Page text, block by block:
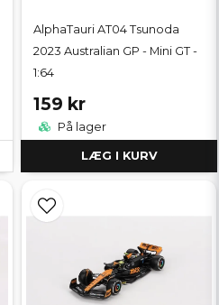
AlphaTauri AT04 Tsunoda
2023 Australian GP - Mini GT -
1:64
159 kr
På lager
LÆG I KURV